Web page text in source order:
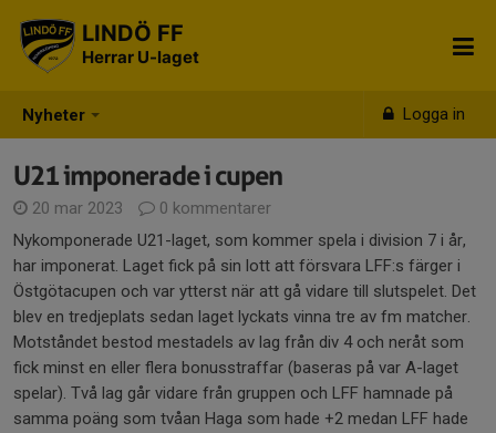
Nyheter Logga in
LINDÖ FF
Herrar U-laget
U21 imponerade i cupen
20 mar 2023
0 kommentarer
Nykomponerade U21-laget, som kommer spela i division 7 i år,
har imponerat. Laget fick på sin lott att försvara LFF:s färger i
Östgötacupen och var ytterst när att gå vidare till slutspelet. Det
blev en tredjeplats sedan laget lyckats vinna tre av fm matcher.
Motståndet bestod mestadels av lag från div 4 och neråt som
fick minst en eller flera bonusstraffar (baseras på var A-laget
spelar). Två lag går vidare från gruppen och LFF hamnade på
samma poäng som tvåan Haga som hade +2 medan LFF hade